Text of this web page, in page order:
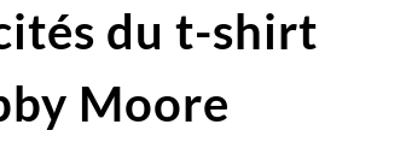
du t-shirt
Moore